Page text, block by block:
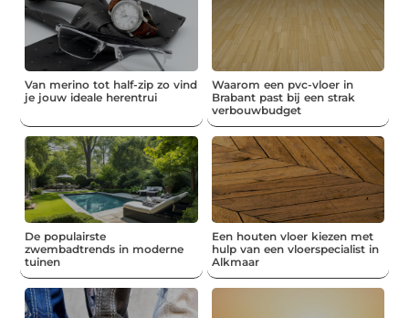
Van merino tot half-zip zo vind
je jouw ideale herentrui
Waarom een pvc-vloer in
Brabant past bij een strak
verbouwbudget
De populairste
zwembadtrends in moderne
tuinen
Een houten vloer kiezen met
hulp van een vloerspecialist in
Alkmaar